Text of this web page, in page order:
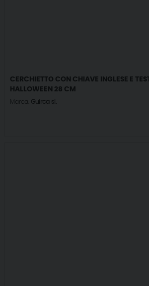
CERCHIETTO CON CHIAVE INGLESE E
HALLOWEEN 28 CM
Marca: Guirca sl.